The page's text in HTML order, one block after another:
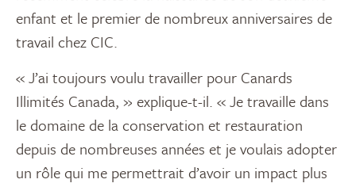
enfant et le premier de nombreux anniversaires de
travail chez CIC.
« J’ai toujours voulu travailler pour Canards
Illimités Canada, » explique-t-il. « Je travaille dans
le domaine de la conservation et restauration
depuis de nombreuses années et je voulais adopter
un rôle qui me permettrait d’avoir un impact plus